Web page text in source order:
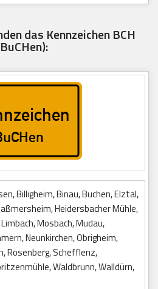
das Kennzeichen BCH
Billigheim, Binau, Buchen, Elztal,
Heidersbacher Mühle,
Mosbach, Mudau,
Neunkirchen, Obrigheim,
Rosenberg, Schefflenz,
Waldbrunn, Walldürn,